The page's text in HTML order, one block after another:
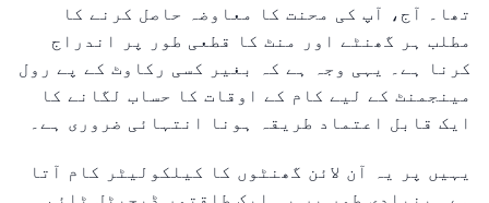
تھا۔ آج، آپ کی محنت کا معاوضہ حاصل کرنے کا
مطلب ہر گھنٹے اور منٹ کا قطعی طور پر اندراج
کرنا ہے۔ یہی وجہ ہے کہ بغیر کسی رکاوٹ کے پے رول
مینجمنٹ کے لیے کام کے اوقات کا حساب لگانے کا
ایک قابل اعتماد طریقہ ہونا انتہائی ضروری ہے۔
یہیں پر یہ آن لائن گھنٹوں کا کیلکولیٹر کام آتا
ہے۔ بنیادی طور پر یہ ایک طاقتور ڈیجیٹل ٹائم